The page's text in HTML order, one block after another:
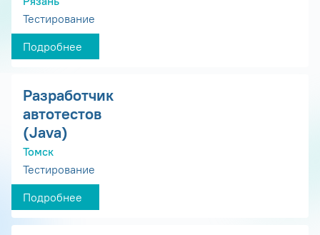
Тестирование
Подробнее
Разработчик
автотестов
(Java)
Томск
Тестирование
Подробнее